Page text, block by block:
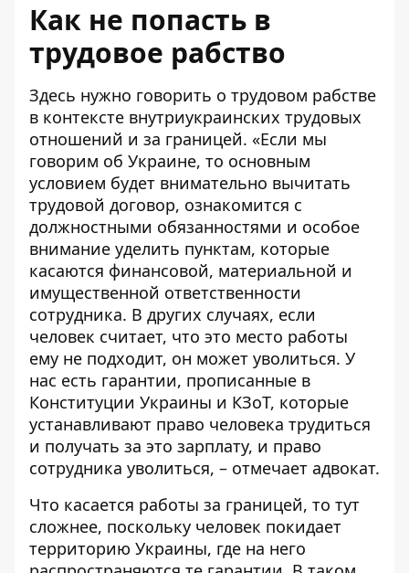
Как не попасть в
трудовое рабство
Здесь нужно говорить о трудовом рабстве
в контексте внутриукраинских трудовых
отношений и за границей. «Если мы
говорим об Украине, то основным
условием будет внимательно вычитать
трудовой договор, ознакомится с
должностными обязанностями и особое
внимание уделить пунктам, которые
касаются финансовой, материальной и
имущественной ответственности
сотрудника. В других случаях, если
человек считает, что это место работы
ему не подходит, он может уволиться. У
нас есть гарантии, прописанные в
Конституции Украины и КЗоТ, которые
устанавливают право человека трудиться
и получать за это зарплату, и право
сотрудника уволиться, – отмечает адвокат.
Что касается работы за границей, то тут
сложнее, поскольку человек покидает
территорию Украины, где на него